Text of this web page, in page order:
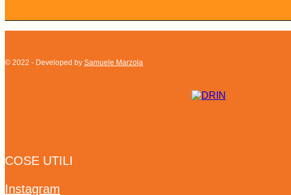
© 2022 - Developed by Samuele Marzola
COSE UTILI
Instagram